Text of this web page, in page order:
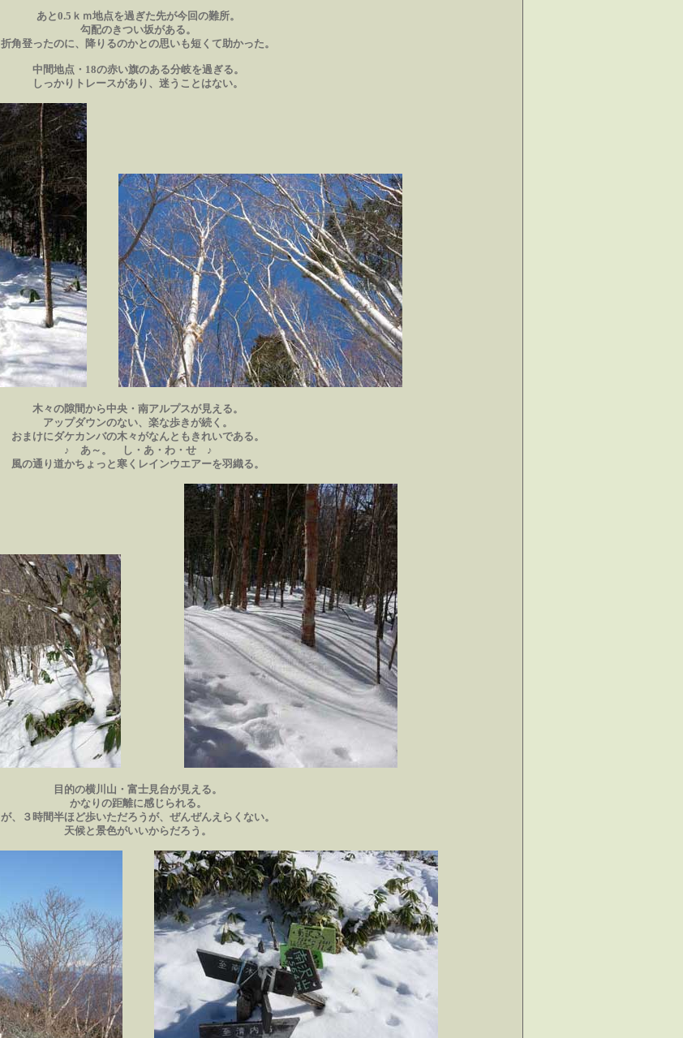
あと0.5ｋｍ地点を過ぎた先が今回の難所。
勾配のきつい坂がある。
折角登ったのに、降りるのかとの思いも短くて助かった。
中間地点・18の赤い旗のある分岐を過ぎる。
しっかりトレースがあり、迷うことはない。
木々の隙間から中央・南アルプスが見える。
アップダウンのない、楽な歩きが続く。
おまけにダケカンバの木々がなんともきれいである。
♪ あ～。 し・あ・わ・せ ♪
風の通り道かちょっと寒くレインウエアーを羽織る。
目的の横川山・富士見台が見える。
かなりの距離に感じられる。
が、３時間半ほど歩いただろうが、ぜんぜんえらくない。
天候と景色がいいからだろう。